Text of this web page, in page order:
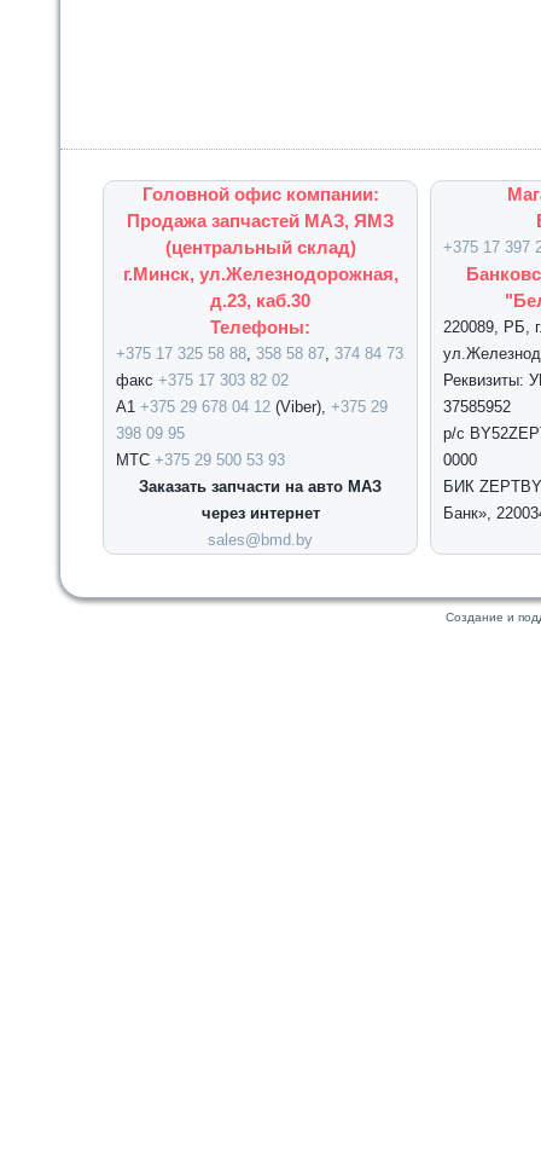
Головной офис компании:
Продажа запчастей МАЗ, ЯМЗ
(центральный склад)
г.Минск, ул.Железнодорожная,
д.23, каб.30
Телефоны:
+375 17 325 58 88, 358 58 87, 374 84 73
факс +375 17 303 82 02
А1 +375 29 678 04 12 (Viber), +375 29
398 09 95
МТС +375 29 500 53 93
Заказать запчасти на авто МАЗ
через интернет
sales@bmd.by
+375 17 397
220089, РБ,
Реквизиты:
37585952
р/с
0000
БИК
Банк»,
Создание и